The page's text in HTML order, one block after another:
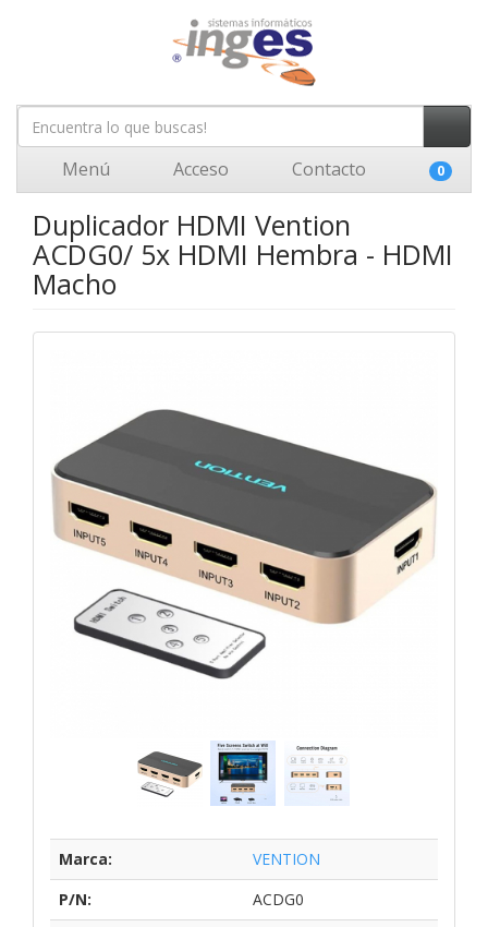
Menú Acceso Contacto 0
Duplicador HDMI Vention
ACDG0/ 5x HDMI Hembra - HDMI
Macho
Marca:
VENTION
P/N:
ACDG0